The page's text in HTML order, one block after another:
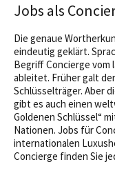
Jobs als
Die genaue
eindeutig geklärt.
Begriff Concierge vom
ableitet. Früher galt
Schlüsselträger. Aber
gibt es auch einen
Goldenen Schlüssel“
Nationen. Jobs für
internationalen
Concierge finden Sie